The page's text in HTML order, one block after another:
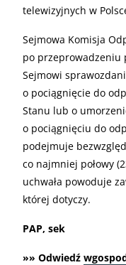
telewizyjnych w
Sejmowa Komisja
po przeprowadzeniu
Sejmowi
o pociągnięcie do
Stanu lub o
o pociągnięciu do
podejmuje
co najmniej połowy
uchwała powoduje
której dotyczy.
PAP, sek
»» Odwiedź